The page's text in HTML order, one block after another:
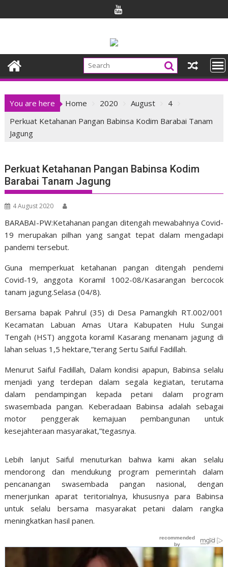
to
You are here Home 2020 August
4
Perkuat Ketahanan Pangan Babinsa Kodim Barabai Tanam
Jagung
Perkuat Ketahanan Pangan Babinsa Kodim
Barabai Tanam Jagung
4 August 2020
BARABAI-PW:Ketahanan pangan ditengah mewabahnya Covid-
19 merupakan pilhan yang sangat tepat dalam mengadapi
pandemi tersebut.
Guna memperkuat ketahanan pangan ditengah pendemi
Covid-19, anggota Koramil 1002-08/Kasarangan bercocok
tanam jagung.Selasa (04/8).
Bersama bapak Pahrul (35) di Desa Pamangkih RT.002/001
Kecamatan Labuan Amas Utara Kabupaten Hulu Sungai
Tengah (HST) anggota koramil Kasarang menanam jagung di
lahan seluas 1,5 hektare,”terang Sertu Saiful Fadillah.
Menurut Saiful Fadillah, Dalam kondisi apapun, Babinsa selalu
menjadi yang terdepan dalam segala kegiatan, terutama
dalam pendampingan kepada petani dalam program
swasembada pangan. Keberadaan Babinsa adalah sebagai
motor penggerak kemajuan pembangunan untuk
kesejahteraan masyarakat,”tegasnya.
Lebih lanjut Saiful menuturkan bahwa kami akan selalu
mendorong dan mendukung program pemerintah dalam
pencanangan swasembada pangan nasional, dengan
menerjunkan aparat teritorialnya, khususnya para Babinsa
untuk selalu bersama masyarakat petani dalam rangka
meningkatkan hasil panen.